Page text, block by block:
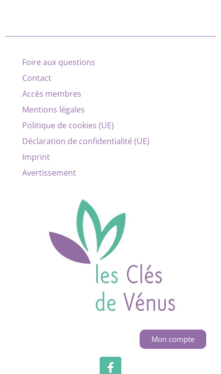
Foire aux questions
Contact
Accès membres
Mentions légales
Politique de cookies (UE)
Déclaration de confidentialité (UE)
Imprint
Avertissement
Mon compte